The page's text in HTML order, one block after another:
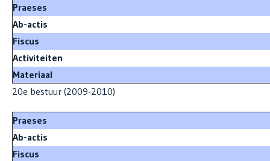
Praeses
Ab-actis
Fiscus
Activiteiten
Materiaal
20e bestuur (2009-2010)
Praeses
Ab-actis
Fiscus